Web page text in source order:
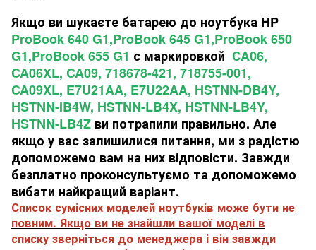
Якщо ви шукаєте батарею до ноутбука HP
ProBook 640 G1,ProBook 645 G1,ProBook 650
G1,ProBook 655 G1 с маркировкой СA06,
CA06XL, CA09, 718678-421, 718755-001,
CA09XL, E7U21AA, E7U22AA, HSTNN-DB4Y,
HSTNN-IB4W, HSTNN-LB4X, HSTNN-LB4Y,
HSTNN-LB4Z ви потрапили правильно. Але
якщо у вас залишилися питання, ми з радістю
допоможемо вам на них відповісти. Завжди
безплатно проконсультуємо та допоможемо
вибати найкращий варіант.
Список сумісних моделей ноутбуків може бути не
повним. Якщо ви не знайшли вашої моделі в
списку зверніться до менеджера і він завжди